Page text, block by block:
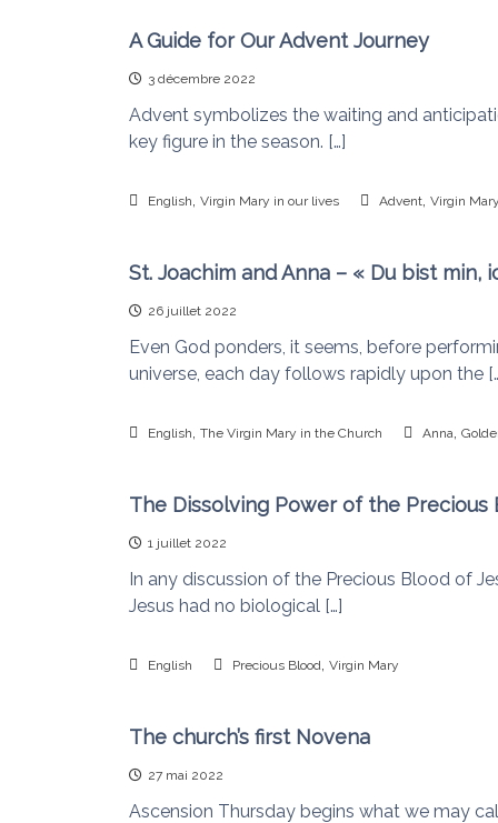
A Guide for Our Advent Journey
3 décembre 2022
Advent symbolizes the waiting and
key figure in the season. […]
English Virgin Mary in our lives Advent, Virgin Mary
St. Joachim and Anna – « Du bist min,
26 juillet 2022
Even God ponders, it seems, before
universe, each day follows rapidly upon the
English The Virgin Mary in the Church Anna
The Dissolving Power of the Precious
1 juillet 2022
In any discussion of the Precious Blood of
Jesus had no biological […]
English Precious Blood Virgin Mary
The church’s first Novena
27 mai 2022
Ascension Thursday begins what we may